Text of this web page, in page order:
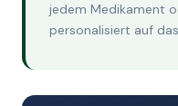
jedem Medikament
personalisiert auf